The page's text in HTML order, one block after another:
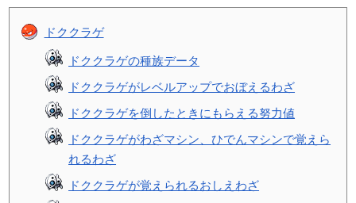
ドククラゲ
ドククラゲの種族データ
ドククラゲがレベルアップでおぼえるわざ
ドククラゲを倒したときにもらえる努力値
ドククラゲがわざマシン、ひでんマシンで覚えら
れるわざ
ドククラゲが覚えられるおしえわざ